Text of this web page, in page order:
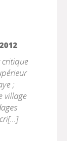
2012
critique
;
village